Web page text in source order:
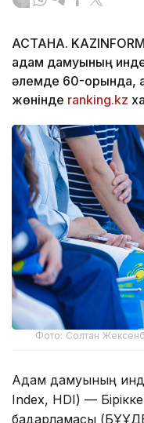
АСТАНА.
адам дамуының
әлемде 60-орында,
жөнінде ranking.kz
Фото: Солтан
Адам дамуының
Index, HDI) —
бағдарламасы